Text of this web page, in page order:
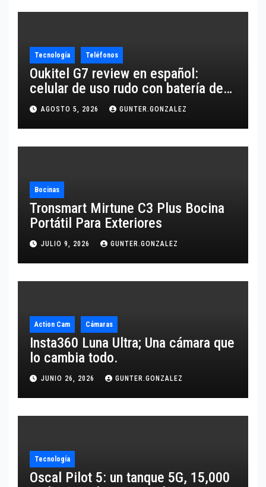
Tecnología Teléfonos
Oukitel G7 review en español:
celular de uso rudo con batería de
10,600 mAh
AGOSTO 5, 2026 GUNTER.GONZALEZ
Bocinas
Tronsmart Mirtune C3 Plus Bocina
Portátil Para Exteriores
JULIO 9, 2026 GUNTER.GONZALEZ
Action Cam Cámaras
Insta360 Luna Ultra; Una cámara que
lo cambia todo.
JUNIO 26, 2026 GUNTER.GONZALEZ
Tecnología
Oscal Pilot 5: un tanque 5G, 15,000